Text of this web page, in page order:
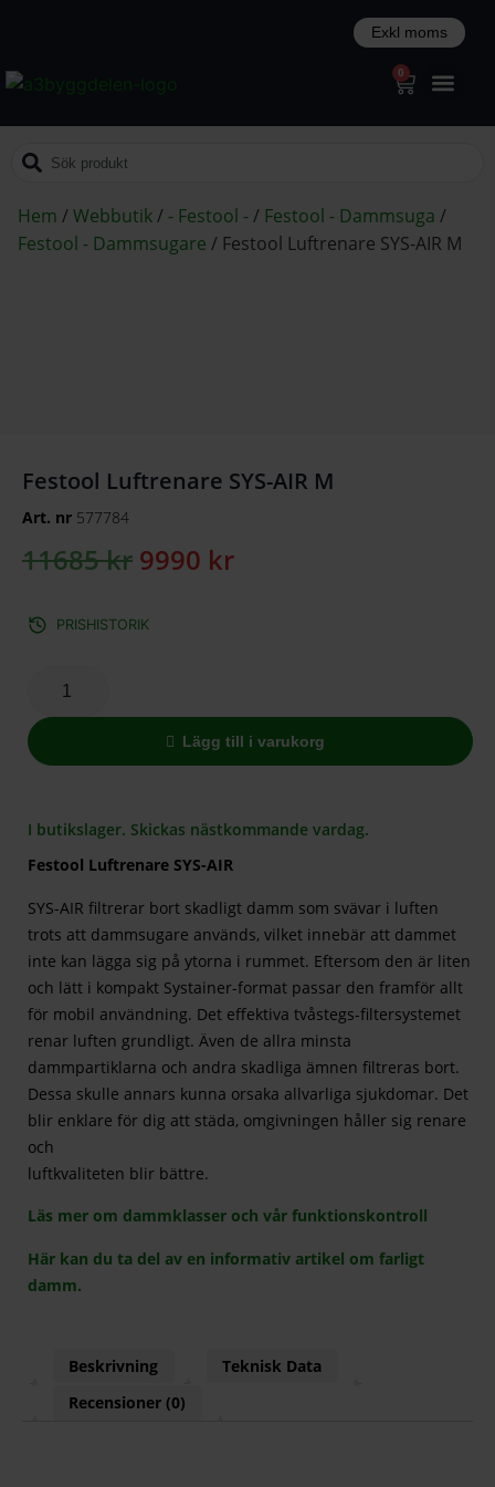
0
Hem /Webbutik/ - Festool -/ Festool - Dammsuga /
Festool - Dammsugare / Festool Luftrenare SYS-AIR M
Festool Luftrenare SYS-AIR M
Art. nr 577784
11685kr 9990 kr
PRISHISTORIK
Lägg till i varukorg
I butikslager. Skickas nästkommande vardag.
Festool Luftrenare SYS-AIR
SYS-AIR filtrerar bort skadligt damm som svävar i luften
trots att dammsugare används, vilket innebär att dammet
inte kan lägga sig på ytorna i rummet. Eftersom den är liten
och lätt i kompakt Systainer-format passar den framför allt
för mobil användning. Det effektiva tvåstegs-filtersystemet
renar luften grundligt. Även de allra minsta
dammpartiklarna och andra skadliga ämnen filtreras bort.
Dessa skulle annars kunna orsaka allvarliga sjukdomar. Det
blir enklare för dig att städa, omgivningen håller sig renare
och
luftkvaliteten blir bättre.
Läs mer om dammklasser och vår funktionskontroll
Här kan du ta del av en informativ artikel om farligt
damm.
Beskrivning
Teknisk Data
Recensioner (0)